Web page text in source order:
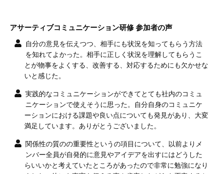
アサーティブコミュニケーション研修 参加者の声
自分の意見を伝えつつ、相手にも状況を知ってもらう方法
を知れてよかった。相手に正しく状況を理解してもらうこ
とが物事をよくする、改善する、対応するためにも欠かせな
いと感じた。
実践的なコミュニケーションができてとても社内のコミュ
ニケーションで使えそうに思った。自分自身のコミュニケ
ーションにおける課題や良い点についても発見があり、大変
満足しています。ありがとうございました。
関係性の質のの重要性というの項目について、以前よりメ
ンバー全員が自発的に意見やアイデアを出すにはどうした
らいいかと考えていたところがあったので非常に勉強になり